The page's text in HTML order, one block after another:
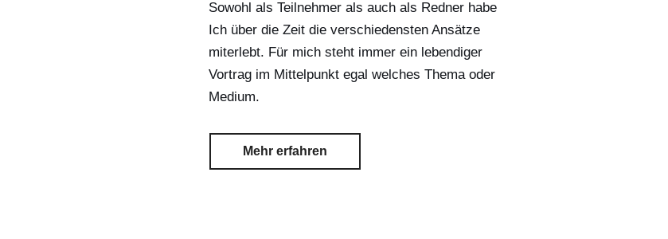
Sowohl als Teilnehmer als auch als Redner habe
Ich über die Zeit die verschiedensten Ansätze
miterlebt. Für mich steht immer ein lebendiger
Vortrag im Mittelpunkt egal welches Thema oder
Medium.
Mehr erfahren